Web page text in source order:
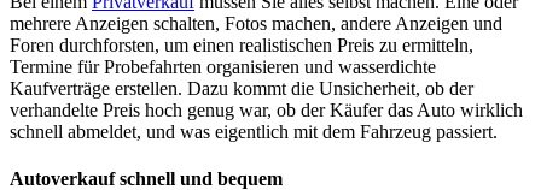
mehrere Anzeigen schalten, Fotos machen, andere Anzeigen und
Foren durchforsten, um einen realistischen Preis zu ermitteln,
Termine für Probefahrten organisieren und wasserdichte
Kaufverträge erstellen. Dazu kommt die Unsicherheit, ob der
verhandelte Preis hoch genug war, ob der Käufer das Auto wirklich
schnell abmeldet, und was eigentlich mit dem Fahrzeug passiert.
Autoverkauf schnell und bequem